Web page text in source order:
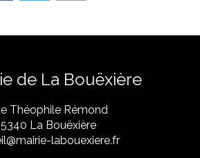
de La Bouëxière
Théophile Rémond
La Bouëxière
labouexiere.fr